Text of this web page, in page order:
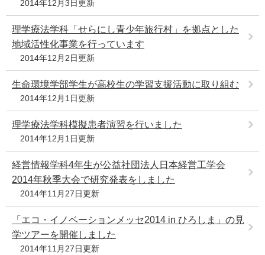
2014年12月3日更新
理学療法学科「せらにし青少年旅行村」を拠点とした
地域活性化事業を行っています
2014年12月2日更新
生命環境学部学生が高校生の学習支援活動に取り組む
2014年12月1日更新
理学療法学科模擬患者演習を行いました
2014年12月1日更新
経営情報学科4年生が公益社団法人日本経営工学会
2014年秋季大会で研究発表をしました
2014年11月27日更新
「エコ・イノベーションメッセ2014 in ひろしま」の見
学ツアーを開催しました
2014年11月27日更新